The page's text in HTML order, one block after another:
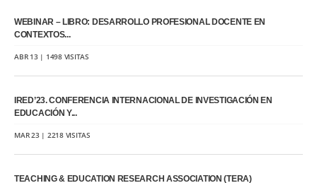
WEBINAR – LIBRO: DESARROLLO PROFESIONAL DOCENTE EN
CONTEXTOS...
ABR 13 | 1498 VISITAS
IRED’23. CONFERENCIA INTERNACIONAL DE INVESTIGACIÓN EN
EDUCACIÓN Y...
MAR 23 | 2218 VISITAS
TEACHING & EDUCATION RESEARCH ASSOCIATION (TERA)